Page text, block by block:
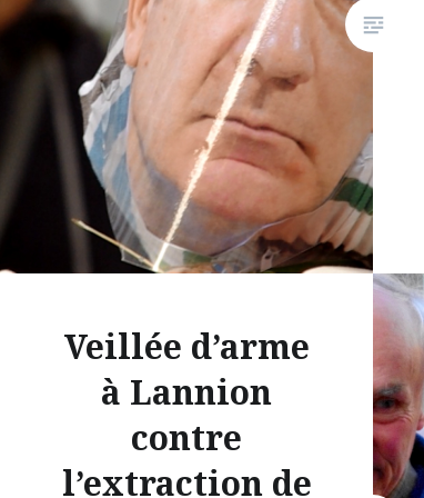
Veillée d’arme
à Lannion
contre
l’extraction de